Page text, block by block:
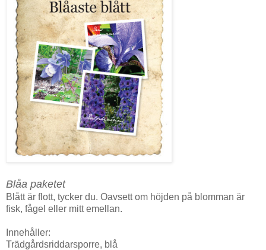
Blåa paketet
Blått är flott, tycker du. Oavsett om höjden på blomman är
fisk, fågel eller mitt emellan.
Innehåller:
Trädgårdsriddarsporre, blå